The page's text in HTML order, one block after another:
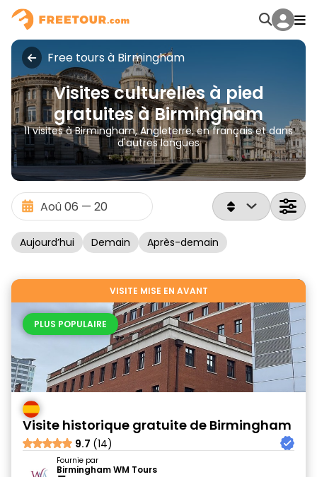
Free tours à Birmingham
Visites culturelles à pied
gratuites à Birmingham
11 visites à Birmingham, Angleterre, en français et dans
d'autres langues
Aujourd’hui Demain Après-demain
VISITE MISE EN AVANT
PLUS POPULAIRE
Visite historique gratuite de Birmingham
9.7 (14)
Fournie par
Birmingham WM Tours